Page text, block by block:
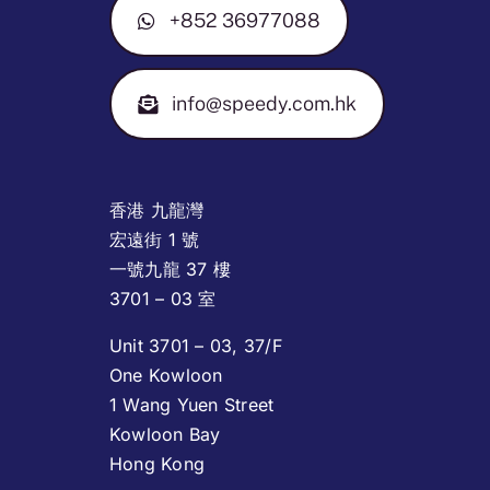
+852 36977088
info@speedy.com.hk
香港 九龍灣
宏遠街 1 號
一號九龍 37 樓
3701 – 03 室
Unit 3701 – 03, 37/F
One Kowloon
1 Wang Yuen Street
Kowloon Bay
Hong Kong